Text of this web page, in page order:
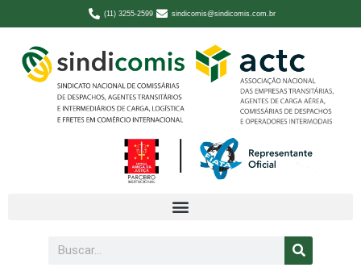
(11) 3255-2599 sindicomis@sindicomis.com.br